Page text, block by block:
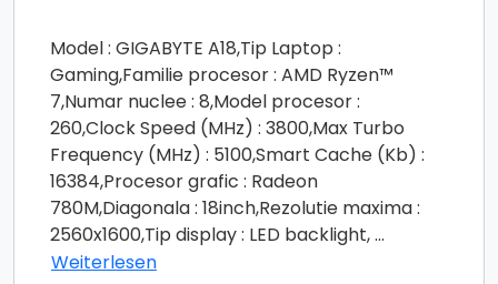
Model : GIGABYTE A18,Tip Laptop :
Gaming,Familie procesor : AMD Ryzen™
7,Numar nuclee : 8,Model procesor :
260,Clock Speed (MHz) : 3800,Max Turbo
Frequency (MHz) : 5100,Smart Cache (Kb) :
16384,Procesor grafic : Radeon
780M,Diagonala : 18inch,Rezolutie maxima :
2560x1600,Tip display : LED backlight,...
Weiterlesen